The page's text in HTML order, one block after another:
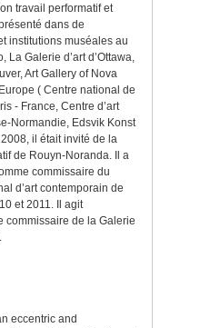
travail performatif et
dans de
institutions muséales au
La Galerie d’art d’Ottawa,
Art Gallery of Nova
( Centre national de
- France, Centre d’art
Normandie, Edsvik Konst
il était invité de la
de Rouyn-Noranda. Il a
commissaire du
d’art contemporain de
et 2011. Il agit
commissaire de la Galerie
eccentric and